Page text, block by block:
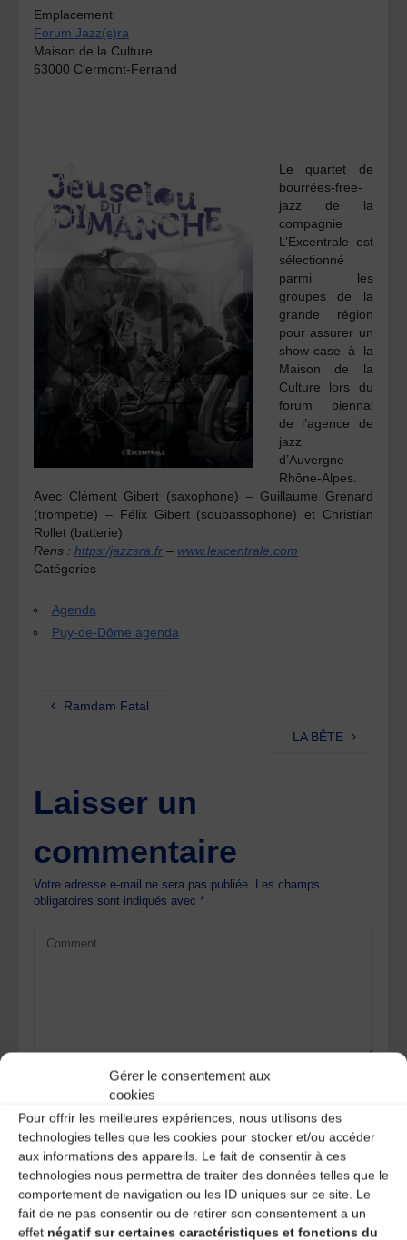
Gérer le consentement aux
cookies
Pour offrir les meilleures expériences, nous utilisons des
technologies telles que les cookies pour stocker et/ou accéder
aux informations des appareils. Le fait de consentir à ces
technologies nous permettra de traiter des données telles que le
comportement de navigation ou les ID uniques sur ce site. Le
fait de ne pas consentir ou de retirer son consentement a un
effet négatif sur certaines caractéristiques et fonctions du
Emplacement
Forum Jazz(s)ra
Maison de la Culture
63000 Clermont-Ferrand
Le quartet de
bourrées-free-
jazz de la
compagnie
L’Excentrale est
sélectionné
parmi les
groupes de la
grande région
pour assurer un
show-case à la
Maison de la
Culture lors du
forum biennal
de l’agence de
jazz
d’Auvergne-
Rhône-Alpes.
Avec Clément Gibert (saxophone) – Guillaume Grenard
(trompette) – Félix Gibert(soubassophone) et Christian
Rollet (batterie)
Rens :https:/jazzsra.fr – www.lexcentrale.com
Catégories
Agenda
Puy-de-Dôme agenda
Ramdam Fatal
LA BÊTE
Laisser un
commentaire
Votre adresse e-mail ne sera pas publiée. Les champs
obligatoires sont indiqués avec*
Save my name, email, and site URL in my browser for next
time I post a comment.